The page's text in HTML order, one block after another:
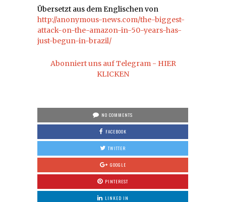
Übersetzt aus dem Englischen von
http://anonymous-news.com/the-biggest-
attack-on-the-amazon-in-50-years-has-
just-begun-in-brazil/
Abonniert uns auf Telegram - HIER
KLICKEN
NO COMMENTS
FACEBOOK
TWITTER
GOOGLE
PINTEREST
LINKED IN